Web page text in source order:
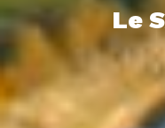
Le